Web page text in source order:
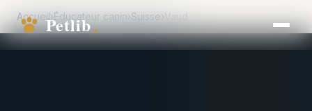
Accueil›Éducateur canin›Suisse›Vaud